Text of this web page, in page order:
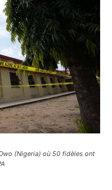
(Nigeria) où 50 fidèles ont